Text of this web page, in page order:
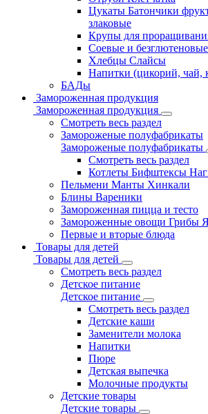
Цукаты Батончики
злаковые
Крупы для
Соевые и
Хлебцы Слайсы
Напитки (цикорий, чай,
БАДы
Замороженная продукция
Замороженная продукция
Смотреть весь раздел
Замороженые полуфабрикаты
Замороженые полуфабрикаты
Смотреть весь раздел
Котлеты Бифштексы
Пельмени Манты Хинкали
Блины Вареники
Замороженная пицца и тесто
Замороженные овощи Грибы
Первые и вторые блюда
Товары для детей
Товары для детей
Смотреть весь раздел
Детское питание
Детское питание
Смотреть весь раздел
Детские каши
Заменители молока
Напитки
Пюре
Детская выпечка
Молочные продукты
Детские товары
Детские товары